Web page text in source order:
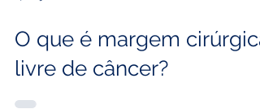
27 de jan.
O que é margem cirúrgica